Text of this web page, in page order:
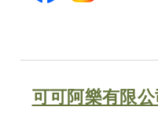
可可阿樂有限公